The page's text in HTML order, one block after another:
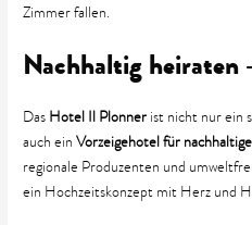
Zimmer fallen.
Nachhaltig heiraten
Das Hotel Il Plonner ist nicht nur ein
auch einVorzeigehotel für
regionale Produzenten und
ein Hochzeitskonzept mit Herz und